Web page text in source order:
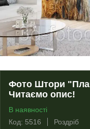
Фото Штори
Читаємо опис!
В наявності
Код: 5516
Роздріб